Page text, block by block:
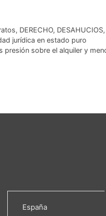
, DERECHO, DESAHUCIOS
jurídica en estado puro
sobre el alquiler y
España